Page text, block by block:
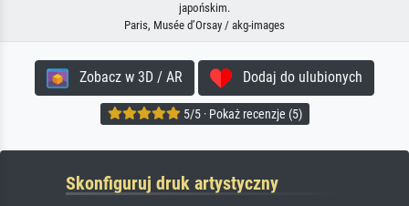
japońskim.
Paris, Musée d’Orsay / akg-images
Zobacz w 3D / AR Dodaj do ulubionych
5/5 · Pokaż recenzje (5)
Skonfiguruj druk artystyczny